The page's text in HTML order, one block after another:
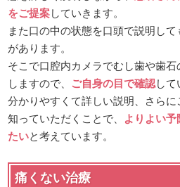
をご提案していきます。
また口の中の状態を口頭で説明し
があります。
そこで口腔内カメラでむし歯や歯
しますので、 ご自身の目で確認して
分かりやすくて詳しい説明、さら
知っていただくことで、
よりよい
たいと考えています。
痛くない治療